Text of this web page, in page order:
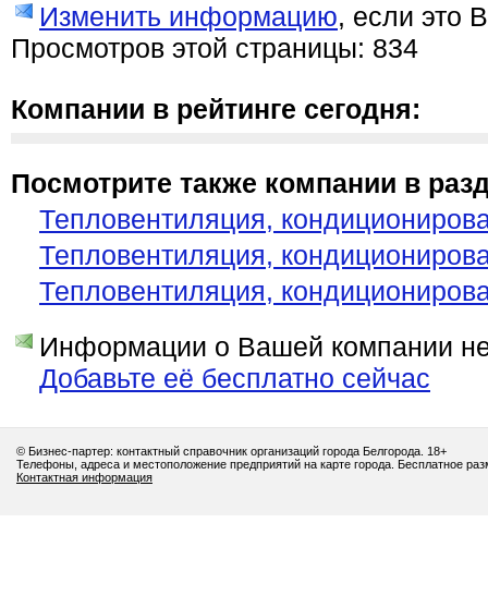
Изменить информацию, если это
Просмотров этой страницы: 834
Компании в рейтинге сегодня:
Посмотрите также компании в
Тепловентиляция,
Тепловентиляция,
Тепловентиляция,
Информации о Вашей компании
Добавьте её бесплатно сейчас
© Бизнес-партер: контактный справочник организаций города Белгорода. 18+
Телефоны, адреса и местоположение предприятий на карте города. Бесплатное
Контактная информация